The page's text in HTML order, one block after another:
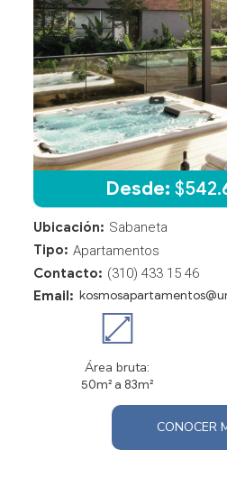
Desde: $
Ubicación: Sabaneta
Tipo: Apartamentos
Contacto: (310) 433 15 46
Email:
Área bruta:
50m² a 83m²
CONOCER